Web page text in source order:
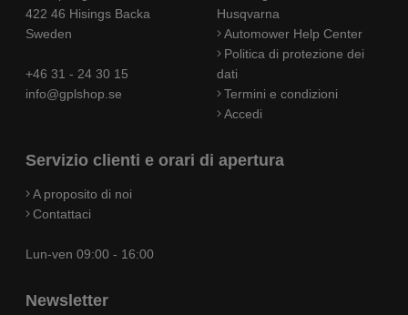
422 46 Hisings Backa
Sweden
+46 31 - 24 30 15
info@gplshop.se
Husqvarna
Automower Help Center
Politica di protezione dei
dati
Termini e condizioni
Accedi
Servizio clienti e orari di apertura
A proposito di noi
Contattaci
Lun-ven 09:00 - 16:00
Newsletter